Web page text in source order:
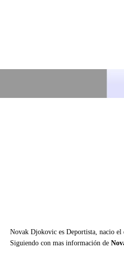
Novak Djokovic es Deportista, nacio el
Siguiendo con mas información de